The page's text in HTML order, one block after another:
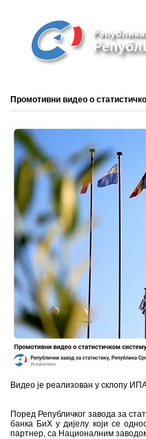
Промотивни видео о
Видео је реализован у склопу
Поред Републичког завода за
банка БиХ у дијелу који се
партнер, са Националним